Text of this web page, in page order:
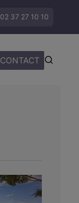
02 37 27 10 10
CONTACT